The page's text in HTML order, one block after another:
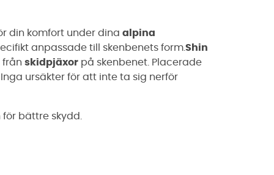
din komfort under dina alpina
anpassade till skenbenets form.Shin
från skidpjäxor på skenbenet. Placerade
ursäkter för att inte ta sig nerför
bättre skydd.